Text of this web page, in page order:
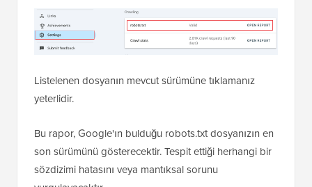
Ardından, 'Tarama' bölümünü bulun ve 'robots.txt'
yanındaki 'Raporu Aç'ı tıklayın.
Listelenen dosyanın mevcut sürümüne tıklamanız
yeterlidir.